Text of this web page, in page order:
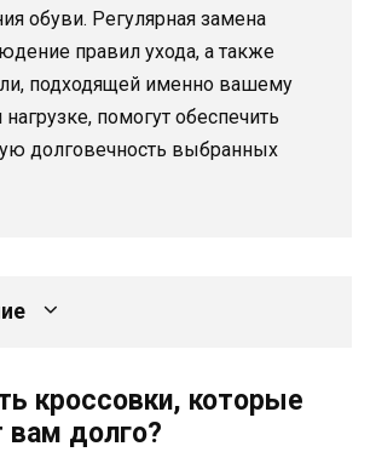
обуви. Регулярная замена
правил ухода, а также
подходящей именно вашему
помогут обеспечить
долговечность выбранных
кроссовки, которые
вам долго?